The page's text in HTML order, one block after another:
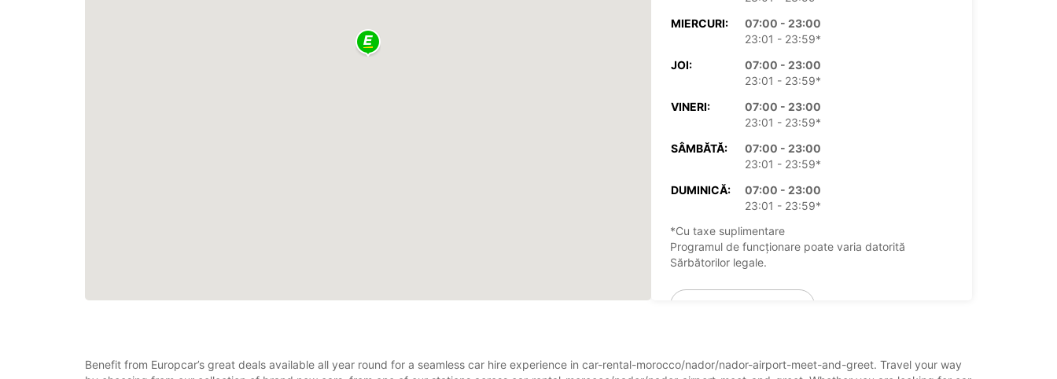
MIERCURI:
07:00 - 23:00
23:01 - 23:59*
JOI:
07:00 - 23:00
23:01 - 23:59*
VINERI:
07:00 - 23:00
23:01 - 23:59*
SÂMBĂTĂ:
07:00 - 23:00
23:01 - 23:59*
DUMINICĂ:
07:00 - 23:00
23:01 - 23:59*
*Cu taxe suplimentare
Programul de funcționare poate varia datorită
Sărbătorilor legale.
Benefit from Europcar’s great deals available all year round for a seamless car hire experience in car-rental-morocco/nador/nador-airport-meet-and-greet. Travel your way